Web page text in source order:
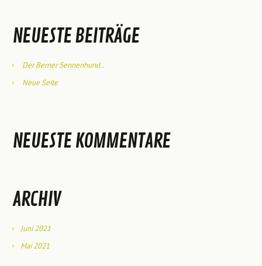
NEUESTE BEITRÄGE
Der Berner Sennenhund..
Neue Seite
NEUESTE KOMMENTARE
ARCHIV
Juni 2021
Mai 2021